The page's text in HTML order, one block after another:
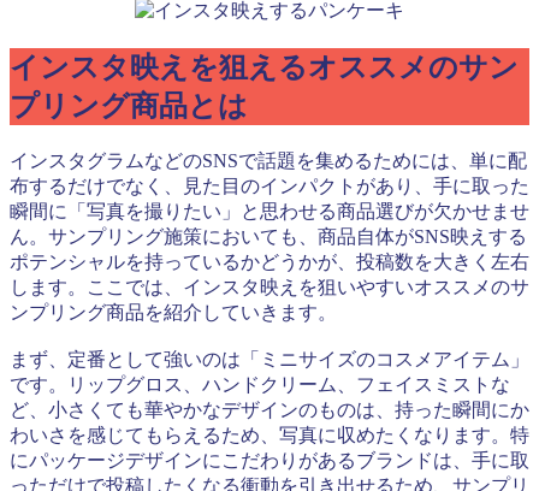
インスタ映えを狙えるオススメのサン
プリング商品とは
インスタグラムなどのSNSで話題を集めるためには、単に配
布するだけでなく、見た目のインパクトがあり、手に取った
瞬間に「写真を撮りたい」と思わせる商品選びが欠かせませ
ん。サンプリング施策においても、商品自体がSNS映えする
ポテンシャルを持っているかどうかが、投稿数を大きく左右
します。ここでは、インスタ映えを狙いやすいオススメのサ
ンプリング商品を紹介していきます。
まず、定番として強いのは「ミニサイズのコスメアイテム」
です。リップグロス、ハンドクリーム、フェイスミストな
ど、小さくても華やかなデザインのものは、持った瞬間にか
わいさを感じてもらえるため、写真に収めたくなります。特
にパッケージデザインにこだわりがあるブランドは、手に取
っただけで投稿したくなる衝動を引き出せるため、サンプリ